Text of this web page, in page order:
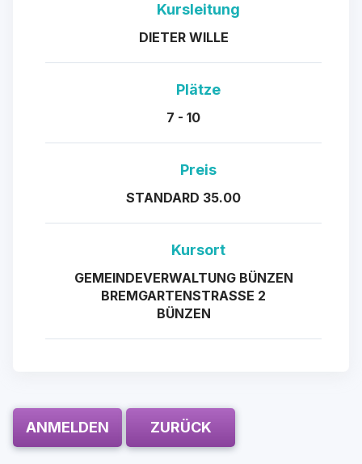
Kursleitung
DIETER WILLE
Plätze
7 - 10
Preis
STANDARD 35.00
Kursort
GEMEINDEVERWALTUNG BÜNZEN
BREMGARTENSTRASSE 2
BÜNZEN
ANMELDEN ZURÜCK